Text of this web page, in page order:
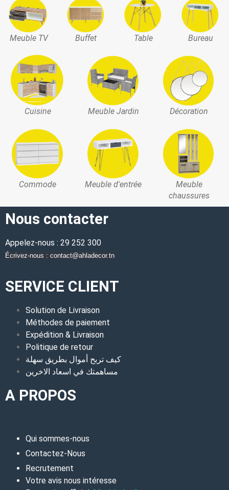
Meuble TV Buffet Table Bureau
Cuisine Meuble Jardin Décoration
Commode Meuble d'entrée
Meuble
chaussures
Nous contacter
Appelez-nous : 29 252 300
Écrivez-nous : contact@ahladecor.tn
SERVICE CLIENT
Solution de Livraison
Méthodes de paiement
Expédition & Livraison
Politique de retour
كيف تربح أموال بطريق سهلة
مساهمتك في اسعاد الاخرين
A PROPOS
Qui sommes-nous
Contactez-Nous
Recrutement
Votre avis nous intéresse